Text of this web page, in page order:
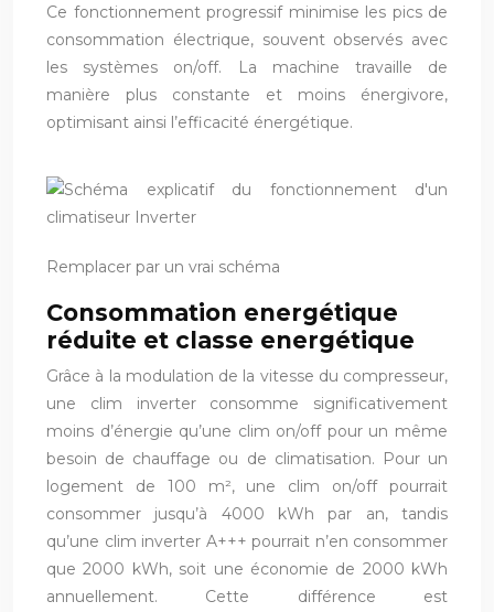
Ce fonctionnement progressif minimise les pics de
consommation électrique, souvent observés avec
les systèmes on/off. La machine travaille de
manière plus constante et moins énergivore,
optimisant ainsi l’efficacité énergétique.
Remplacer par un vrai schéma
Consommation energétique
réduite et classe energétique
Grâce à la modulation de la vitesse du compresseur,
une clim inverter consomme significativement
moins d’énergie qu’une clim on/off pour un même
besoin de chauffage ou de climatisation. Pour un
logement de 100 m², une clim on/off pourrait
consommer jusqu’à 4000 kWh par an, tandis
qu’une clim inverter A+++ pourrait n’en consommer
que 2000 kWh, soit une économie de 2000 kWh
annuellement. Cette différence est